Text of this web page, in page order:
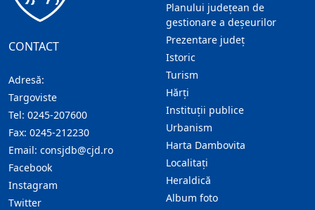
CONTACT
Adresă:
Targoviste
Tel: 0245-207600
Fax: 0245-212230
Email: consjdb@cjd.ro
Facebook
Instagram
Twitter
Planului județean de
gestionare a deșeurilor
Prezentare judeţ
Istoric
Turism
Hărţi
Instituţii publice
Urbanism
Harta Dambovita
Localitaţi
Heraldică
Album foto